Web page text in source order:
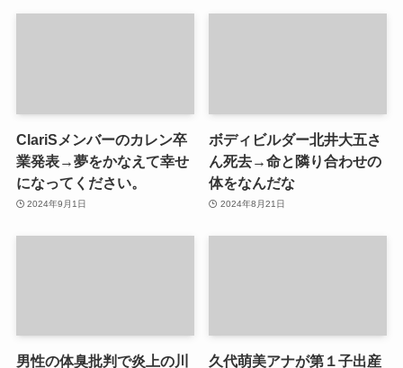
ClariSメンバーのカレン卒
業発表→夢をかなえて幸せ
になってください。
2024年9月1日
ボディビルダー北井大五さ
ん死去→命と隣り合わせの
体をなんだな
2024年8月21日
男性の体臭批判で炎上の川
久代萌美アナが第１子出産